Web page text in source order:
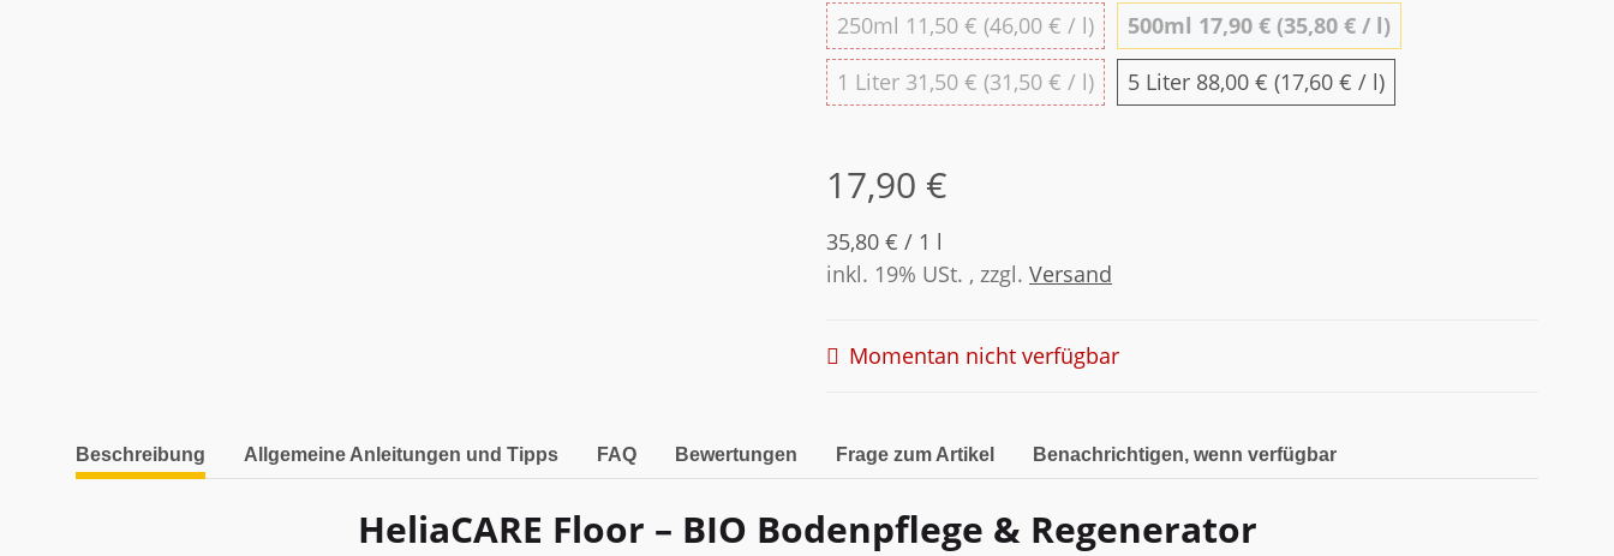
250ml 250ml
11,50 € (46,00 € / l) 500ml 500ml
17,90 € (35,80 € / l)
1 Liter 1 Liter
31,50 € (31,50 € / l) 5 Liter 5 Liter
88,00 € (17,60 € / l)
17,90 €
35,80 € / 1 l
inkl. 19% USt. , zzgl. Versand
Momentan nicht verfügbar
weitere Registerkarten anzeigen
Beschreibung Allgemeine Anleitungen und Tipps FAQ Bewertungen Frage zum Artikel Benachrichtigen, wenn verfügbar
HeliaCARE Floor – BIO Bodenpflege & Regenerator